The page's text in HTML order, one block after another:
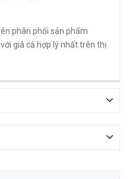
phân phối sản phẩm
giá cả hợp lý nhất trên thị